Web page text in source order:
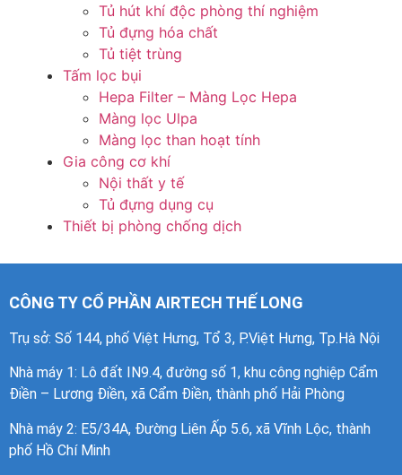
Tủ hút khí độc phòng thí nghiệm
Tủ đựng hóa chất
Tủ tiệt trùng
Tấm lọc bụi
Hepa Filter – Màng Lọc Hepa
Màng lọc Ulpa
Màng lọc than hoạt tính
Gia công cơ khí
Nội thất y tế
Tủ đựng dụng cụ
Thiết bị phòng chống dịch
CÔNG TY CỔ PHẦN AIRTECH THẾ LONG
Trụ sở: Số 144, phố Việt Hưng, Tổ 3, P.Việt Hưng, Tp.Hà Nội
Nhà máy 1: Lô đất IN9.4, đường số 1, khu công nghiệp Cẩm
Điền – Lương Điền, xã Cẩm Điền, thành phố Hải Phòng
Nhà máy 2: E5/34A, Đường Liên Ấp 5.6, xã Vĩnh Lộc, thành
phố Hồ Chí Minh